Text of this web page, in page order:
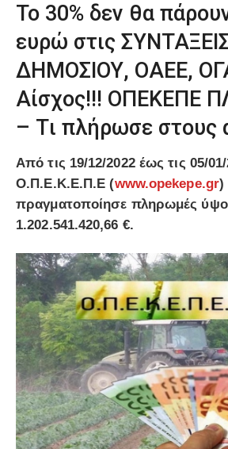
Το 30% δεν θα
ευρώ στις
ΔΗΜΟΣΙΟΥ, ΟΑΕΕ,
Αίσχος!!! ΟΠΕΚΕΠΕ
– Tι πλήρωσε στους
Από τις 19/12/2022 έως τις 05/
Ο.Π.Ε.Κ.Ε.Π.Ε (www.opekepe.gr)
πραγματοποίησε πληρωμές
1.202.541.420,66 €.